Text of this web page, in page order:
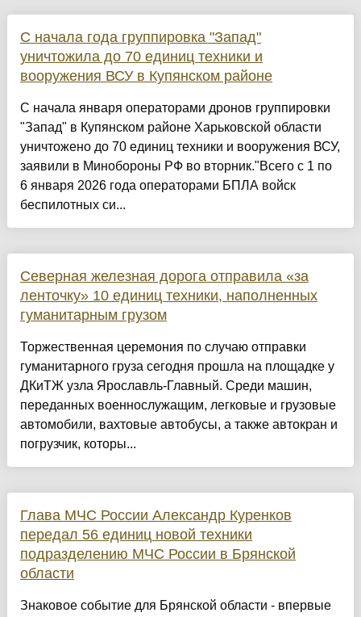
С начала года группировка "Запад"
уничтожила до 70 единиц техники и
вооружения ВСУ в Купянском районе
С начала января операторами дронов группировки
"Запад" в Купянском районе Харьковской области
уничтожено до 70 единиц техники и вооружения ВСУ,
заявили в Минобороны РФ во вторник."Всего с 1 по
6 января 2026 года операторами БПЛА войск
беспилотных си...
Северная железная дорога отправила «за
ленточку» 10 единиц техники, наполненных
гуманитарным грузом
Торжественная церемония по случаю отправки
гуманитарного груза сегодня прошла на площадке у
ДКиТЖ узла Ярославль-Главный. Среди машин,
переданных военнослужащим, легковые и грузовые
автомобили, вахтовые автобусы, а также автокран и
погрузчик, которы...
Глава МЧС России Александр Куренков
передал 56 единиц новой техники
подразделению МЧС России в Брянской
области
Знаковое событие для Брянской области - впервые